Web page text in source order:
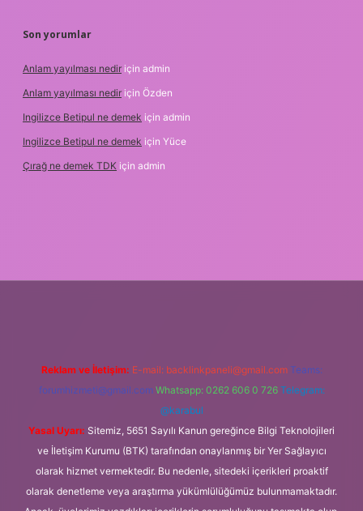
Son yorumlar
Anlam yayılması nedir için admin
Anlam yayılması nedir için Özden
Ingilizce Betipul ne demek için admin
Ingilizce Betipul ne demek için Yüce
Çırağ ne demek TDK için admin
Reklam ve İletişim: E-mail: backlinkpaneli@gmail.com Teams:
forumhizmeti@gmail.com Whatsapp: 0262 606 0 726 Telegram:
@karabul
Yasal Uyarı: Sitemiz, 5651 Sayılı Kanun gereğince Bilgi Teknolojileri
ve İletişim Kurumu (BTK) tarafından onaylanmış bir Yer Sağlayıcı
olarak hizmet vermektedir. Bu nedenle, sitedeki içerikleri proaktif
olarak denetleme veya araştırma yükümlülüğümüz bulunmamaktadır.